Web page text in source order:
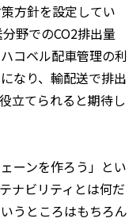
方針を設定してい
野でのCO2排出量
コベル配車管理の利
なり、輸配送で排出
立てられると期待し
ーンを作ろう」とい
ナビリティとは何だ
うところはもちろん